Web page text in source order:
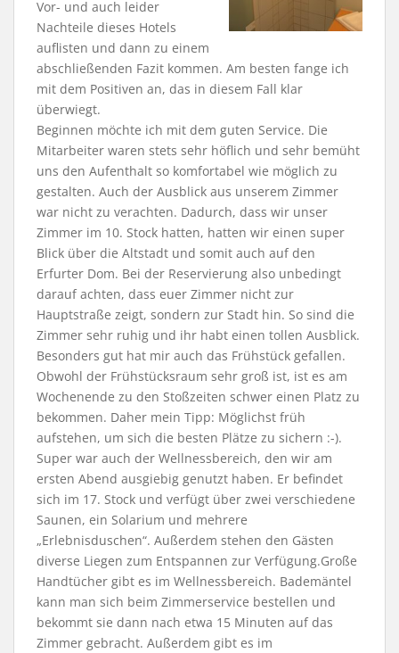
Vor- und auch leider
Nachteile dieses Hotels
auflisten und dann zu einem
abschließenden Fazit kommen. Am besten fange ich
mit dem Positiven an, das in diesem Fall klar
überwiegt.
Beginnen möchte ich mit dem guten Service. Die
Mitarbeiter waren stets sehr höflich und sehr bemüht
uns den Aufenthalt so komfortabel wie möglich zu
gestalten. Auch der Ausblick aus unserem Zimmer
war nicht zu verachten. Dadurch, dass wir unser
Zimmer im 10. Stock hatten, hatten wir einen super
Blick über die Altstadt und somit auch auf den
Erfurter Dom. Bei der Reservierung also unbedingt
darauf achten, dass euer Zimmer nicht zur
Hauptstraße zeigt, sondern zur Stadt hin. So sind die
Zimmer sehr ruhig und ihr habt einen tollen Ausblick.
Besonders gut hat mir auch das Frühstück gefallen.
Obwohl der Frühstücksraum sehr groß ist, ist es am
Wochenende zu den Stoßzeiten schwer einen Platz zu
bekommen. Daher mein Tipp: Möglichst früh
aufstehen, um sich die besten Plätze zu sichern :-).
Super war auch der Wellnessbereich, den wir am
ersten Abend ausgiebig genutzt haben. Er befindet
sich im 17. Stock und verfügt über zwei verschiedene
Saunen, ein Solarium und mehrere
„Erlebnisduschen“. Außerdem stehen den Gästen
diverse Liegen zum Entspannen zur Verfügung.Große
Handtücher gibt es im Wellnessbereich. Bademäntel
kann man sich beim Zimmerservice bestellen und
bekommt sie dann nach etwa 15 Minuten auf das
Zimmer gebracht. Außerdem gibt es im